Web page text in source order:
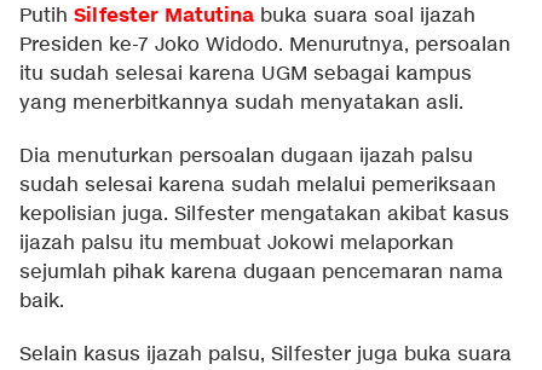
Putih Silfester Matutina buka suara soal ijazah
Presiden ke-7 Joko Widodo. Menurutnya, persoalan
itu sudah selesai karena UGM sebagai kampus
yang menerbitkannya sudah menyatakan asli.
Dia menuturkan persoalan dugaan ijazah palsu
sudah selesai karena sudah melalui pemeriksaan
kepolisian juga. Silfester mengatakan akibat kasus
ijazah palsu itu membuat Jokowi melaporkan
sejumlah pihak karena dugaan pencemaran nama
baik.
Selain kasus ijazah palsu, Silfester juga buka suara